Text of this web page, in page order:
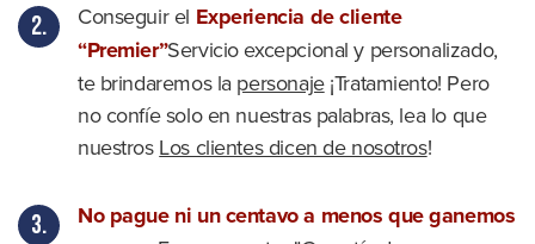
Conseguir el Experiencia de cliente
“Premier”Servicio excepcional y personalizado,
te brindaremos la personaje¡Tratamiento! Pero
no confíe solo en nuestras palabras, lea lo que
nuestros Los clientes dicen de nosotros!
No pague ni un centavo a menos que ganemos